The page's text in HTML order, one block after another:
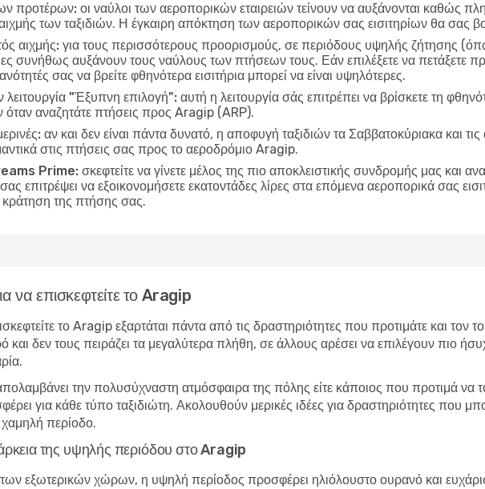
προτέρων: οι ναύλοι των αεροπορικών εταιρειών τείνουν να αυξάνονται καθώς
των ταξιδιών. Η έγκαιρη απόκτηση των αεροπορικών σας εισιτηρίων θα σας
αιχμής: για τους περισσότερους προορισμούς, σε περιόδους υψηλής ζήτησης
συνήθως αυξάνουν τους ναύλους των πτήσεων τους. Εάν επιλέξετε να πετάξετε
σας να βρείτε φθηνότερα εισιτήρια μπορεί να είναι υψηλότερες.
λειτουργία "Έξυπνη επιλογή": αυτή η λειτουργία σάς επιτρέπει να βρίσκετε τη
αναζητάτε πτήσεις προς Aragip (ARP).
αν και δεν είναι πάντα δυνατό, η αποφυγή ταξιδιών τα Σαββατοκύριακα και
στις πτήσεις σας προς το αεροδρόμιο Aragip.
Prime: σκεφτείτε να γίνετε μέλος της πιο αποκλειστικής συνδρομής μας και
επιτρέψει να εξοικονομήσετε εκατοντάδες λίρες στα επόμενα αεροπορικά σας
της πτήσης σας.
να επισκεφτείτε το Aragip
το Aragip εξαρτάται πάντα από τις δραστηριότητες που προτιμάτε και τον
και δεν τους πειράζει τα μεγαλύτερα πλήθη, σε άλλους αρέσει να επιλέγουν πιο
την πολυσύχναστη ατμόσφαιρα της πόλης είτε κάποιος που προτιμά να
για κάθε τύπο ταξιδιώτη. Ακολουθούν μερικές ιδέες για δραστηριότητες που
περίοδο.
της υψηλής περιόδου στο Aragip
των εξωτερικών χώρων, η υψηλή περίοδος προσφέρει ηλιόλουστο ουρανό και